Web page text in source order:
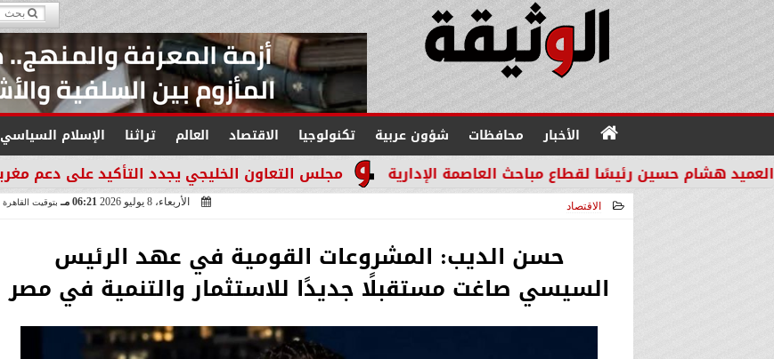
الأخبار محافظات شؤون عربية تكنولوجيا الاقتصاد العالم تراثنا الإسلام السياسي
مجلس التعاون الخليجي يجدد التأكيد على دعم مغربية الصحراء رئيسًا لقطاع مباحث العاصمة الإدارية
الاقتصاد الأربعاء، 8 يوليو 2026 06:21 مـ بتوقيت القاهرة
حسن الديب: المشروعات القومية في عهد الرئيس
السيسي صاغت مستقبلًا جديدًا للاستثمار والتنمية في مصر